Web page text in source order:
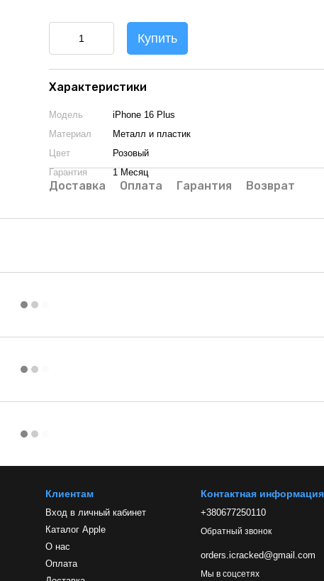
Купить
Характеристики
Модель
iPhone 16 Plus
Материал
Металл и пластик
Цвет
Розовый
Гарантия
1 Месяц
Доставка Оплата Гарантия Возврат
Клиентам
Вход в личный кабинет
Каталог Apple
О нас
Оплата
Контактная информация
+380677250110
Обратный звонок
orders.icracked@gmail.com
Мы в соцсетях